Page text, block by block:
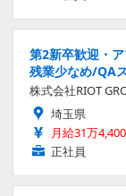
第2新卒歓迎・
残業少なめ/QA
株式会社RIOT
埼玉県
月給31万
正社員